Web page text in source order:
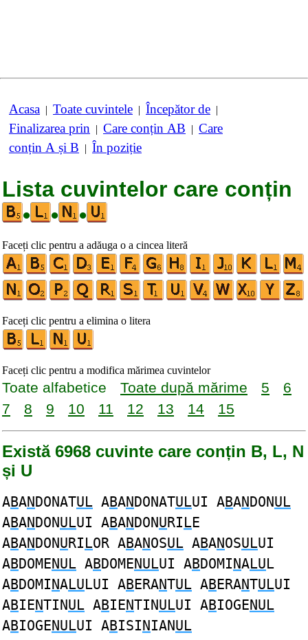
Acasa | Toate cuvintele | Începător de |
Finalizarea prin | Care conțin AB | Care
conțin A și B | În poziție
Lista cuvintelor care conțin
•
• •
Faceți clic pentru a adăuga o a cincea literă
Faceți clic pentru a elimina o litera
Faceți clic pentru a modifica mărimea cuvintelor
Toate alfabetice Toate după mărime 5
6
7
8 9 10 11 12 13 14 15
Există 6968 cuvinte care conțin B, L, N
și U
ABANDONATUL ABANDONATULUI ABANDONUL
ABANDONULUI ABANDONURILE
ABANDONURILOR ABANOSUL ABANOSULUI
ABDOMENUL ABDOMENULUI ABDOMINALUL
ABDOMINALULUI ABERANTUL ABERANTULUI
ABIENTINUL ABIENTINULUI ABIOGENUL
ABIOGENULUI ABISINIANUL